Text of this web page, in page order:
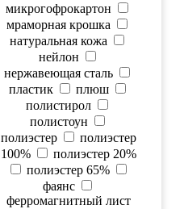
микрогофрокартон
мраморная крошка
натуральная кожа
нейлон
нержавеющая сталь
пластик
плюш
полистирол
полистоун
полиэстер
полиэстер
100%
полиэстер 20%
полиэстер 65%
фаянс
ферромагнитный лист